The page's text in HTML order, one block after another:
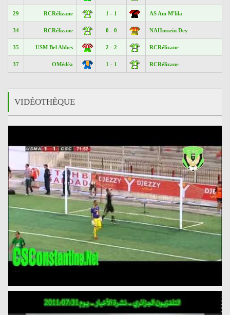
29 RCRélizane 1 - 1 AS Aïn M'lila
34 RCRélizane 0 - 0 NAHussein Dey
35 USM Bel Abbes 2 - 2 RCRélizane
37 OMédéa 1 - 1 RCRélizane
VIDÉOTHÈQUE